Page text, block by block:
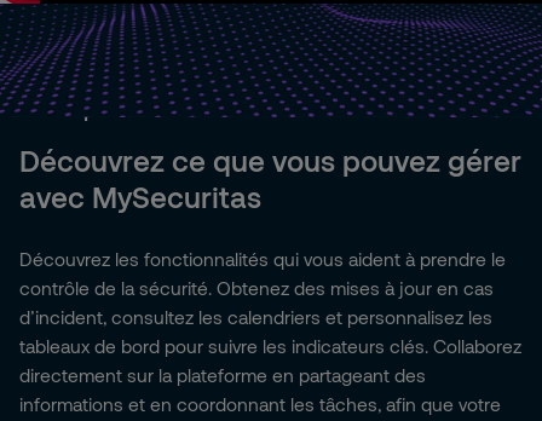
Description détaillée des fonctionnalités
Découvrez ce que vous pouvez gérer
avec MySecuritas
Découvrez les fonctionnalités qui vous aident à prendre le
contrôle de la sécurité. Obtenez des mises à jour en cas
d’incident, consultez les calendriers et personnalisez les
tableaux de bord pour suivre les indicateurs clés. Collaborez
directement sur la plateforme en partageant des
informations et en coordonnant les tâches, afin que votre